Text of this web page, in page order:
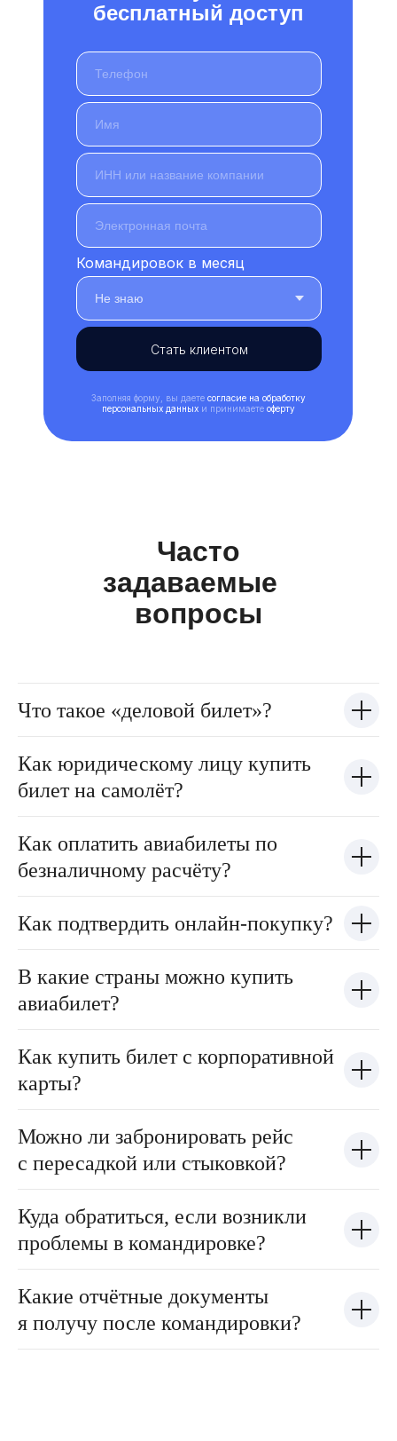
бесплатный доступ
Заполняя форму, вы даете согласие на обработку
персональных данных и принимаете оферту
Командировок в месяц
Стать клиентом
Часто
задаваемые
вопросы
Что такое «деловой билет»?
Как юридическому лицу купить
билет на самолёт?
Как оплатить авиабилеты по
безналичному расчёту?
Как подтвердить онлайн-покупку?
В какие страны можно купить
авиабилет?
Как купить билет с корпоративной
карты?
Можно ли забронировать рейс
с пересадкой или стыковкой?
Куда обратиться, если возникли
проблемы в командировке?
Какие отчётные документы
я получу после командировки?